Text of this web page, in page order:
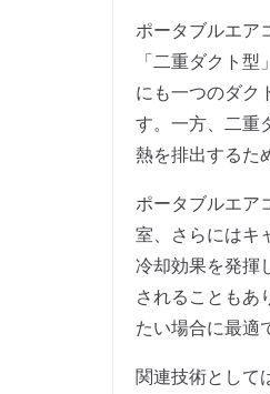
ポータブルエア
「二重ダクト
にも一つのダク
す。一方、二重
熱を排出するた
ポータブルエア
室、さらにはキ
冷却効果を発揮
されることもあ
たい場合に最適
関連技術として